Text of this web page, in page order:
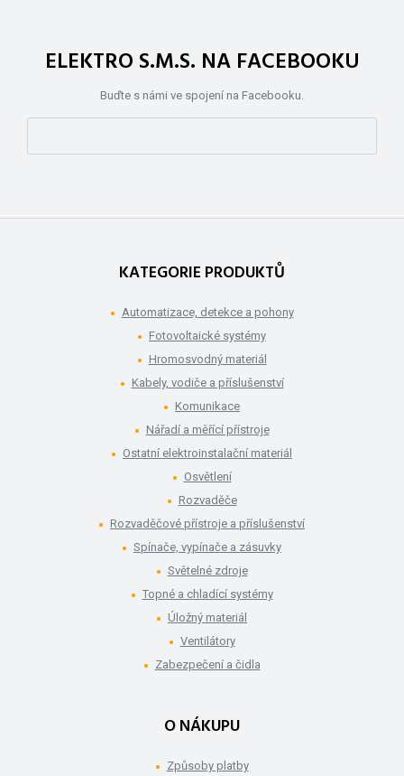
ELEKTRO S.M.S. NA FACEBOOKU
Buďte s námi ve spojení na Facebooku.
KATEGORIE PRODUKTŮ
Automatizace, detekce a pohony
Fotovoltaické systémy
Hromosvodný materiál
Kabely, vodiče a příslušenství
Komunikace
Nářadí a měřící přístroje
Ostatní elektroinstalační materiál
Osvětlení
Rozvaděče
Rozvaděčové přístroje a příslušenství
Spínače, vypínače a zásuvky
Světelné zdroje
Topné a chladící systémy
Úložný materiál
Ventilátory
Zabezpečení a čidla
O NÁKUPU
Způsoby platby